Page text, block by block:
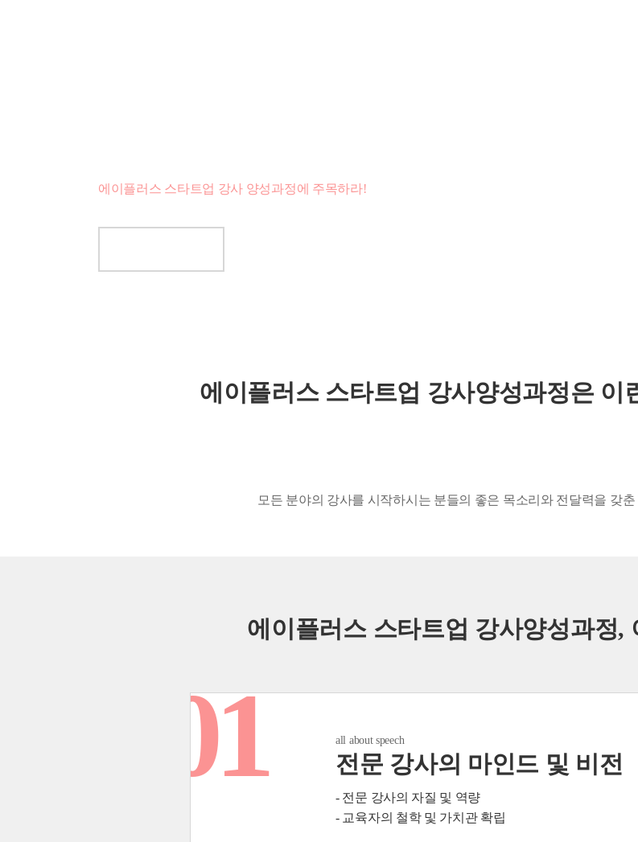
에이플러스 스타트업 강사 양성과정에 주목하라!
에이플러스 스타트업 강사양성과정은 이
모든 분야의 강사를 시작하시는 분들의 좋은 목소리와 전달력을 갖
에이플러스 스타트업 강사양성과정,
01 all about speech
전문 강사의 마인드 및 비전
- 전문 강사의 자질 및 역량
- 교육자의 철학 및 가치관 확립